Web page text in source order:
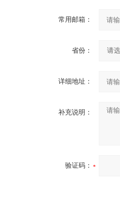
常用邮箱：
省份：
详细地址：
补充说明：
验证码：